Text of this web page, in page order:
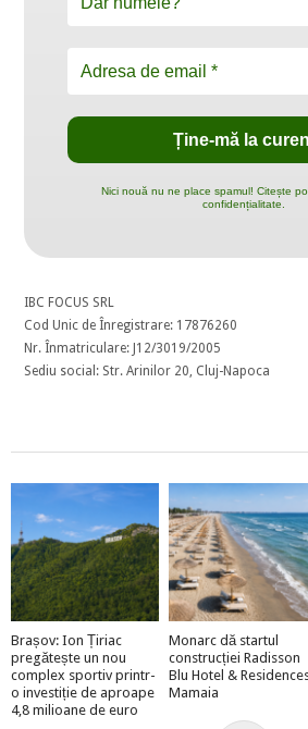
Nici nouă nu ne place spamul! Citește
confidențialitate.
IBC FOCUS SRL
Cod Unic de Înregistrare: 17876260
Nr. Înmatriculare: J12/3019/2005
Sediu social: Str. Arinilor 20, Cluj-Napoca
Brașov: Ion Țiriac
pregătește un nou
complex sportiv printr-
o investiție de aproape
4,8 milioane de euro
Monarc dă startul
construcției Radisson
Blu Hotel &
Mamaia